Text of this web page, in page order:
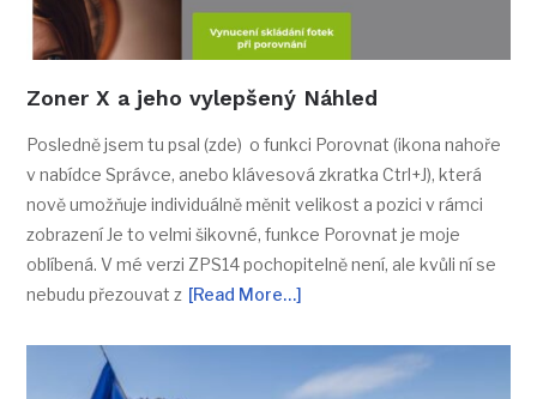
Zoner X a jeho vylepšený Náhled
Posledně jsem tu psal (zde) o funkci Porovnat (ikona nahoře
v nabídce Správce, anebo klávesová zkratka Ctrl+J), která
nově umožňuje individuálně měnit velikost a pozici v rámci
zobrazení Je to velmi šikovné, funkce Porovnat je moje
oblíbená. V mé verzi ZPS14 pochopitelně není, ale kvůli ní se
nebudu přezouvat z [Read More…]